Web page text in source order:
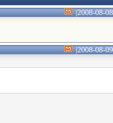
|2008-08-
|2008-08-